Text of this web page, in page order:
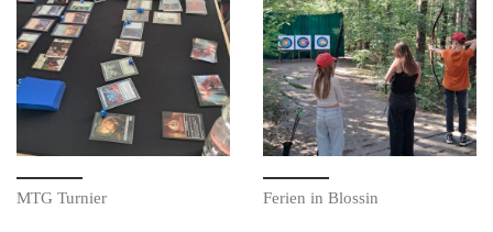
MTG Turnier Ferien in Blossin